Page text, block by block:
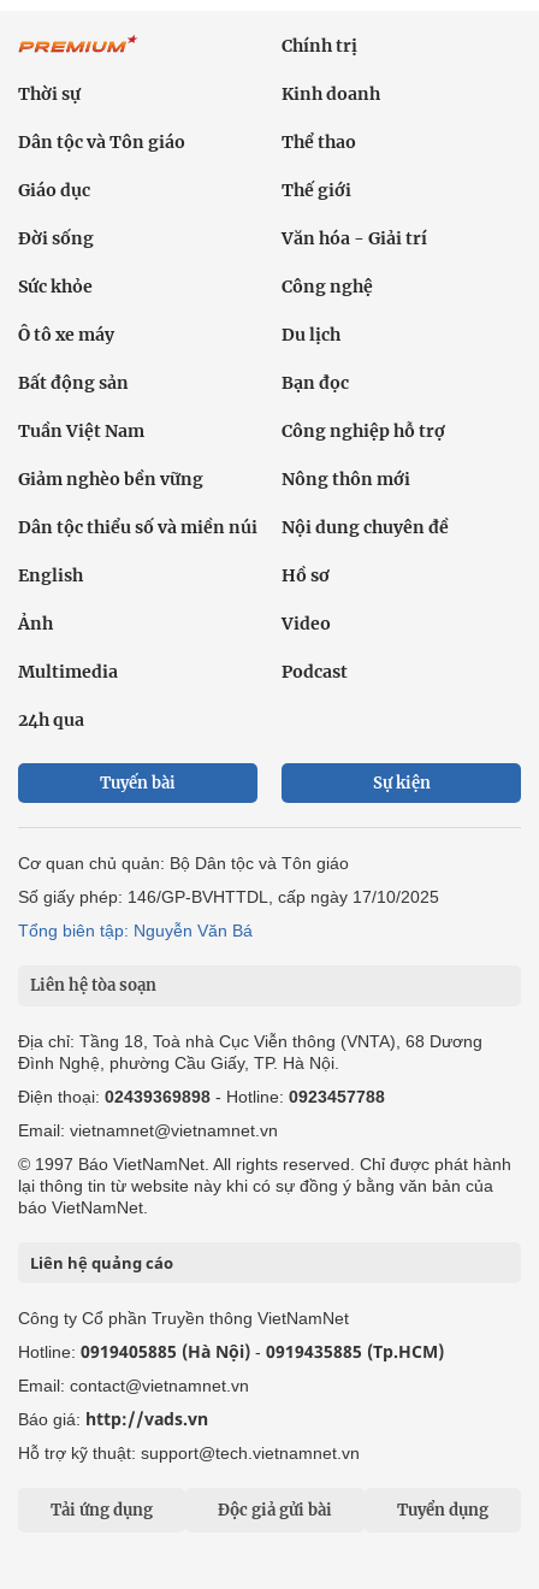
Chính trị
Thời sự Kinh doanh
Dân tộc và Tôn giáo Thể thao
Giáo dục Thế giới
Đời sống Văn hóa - Giải trí
Sức khỏe Công nghệ
Ô tô xe máy Du lịch
Bất động sản Bạn đọc
Tuần Việt Nam Công nghiệp hỗ trợ
Giảm nghèo bền vững Nông thôn mới
Dân tộc thiểu số và miền núi Nội dung chuyên đề
English Hồ sơ
Ảnh Video
Multimedia Podcast
24h qua
Tuyến bài Sự kiện
Cơ quan chủ quản: Bộ Dân tộc và Tôn giáo
Số giấy phép: 146/GP-BVHTTDL, cấp ngày 17/10/2025
Tổng biên tập: Nguyễn Văn Bá
Liên hệ tòa soạn
Địa chỉ: Tầng 18, Toà nhà Cục Viễn thông (VNTA), 68 Dương
Đình Nghệ, phường Cầu Giấy, TP. Hà Nội.
Điện thoại: 02439369898 - Hotline: 0923457788
Email: vietnamnet@vietnamnet.vn
© 1997 Báo VietNamNet. All rights reserved. Chỉ được phát hành
lại thông tin từ website này khi có sự đồng ý bằng văn bản của
báo VietNamNet.
Liên hệ quảng cáo
Công ty Cổ phần Truyền thông VietNamNet
Hotline: 0919405885 (Hà Nội) - 0919435885 (Tp.HCM)
Email: contact@vietnamnet.vn
Báo giá: http://vads.vn
Hỗ trợ kỹ thuật: support@tech.vietnamnet.vn
Tải ứng dụng Độc giả gửi bài Tuyển dụng